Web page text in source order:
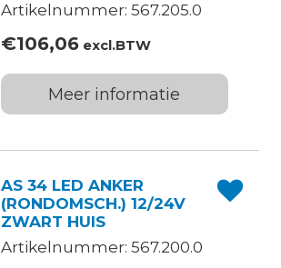
Artikelnummer: 567.205.0
€106,06excl.BTW
Meer informatie
AS 34 LED ANKER
(RONDOMSCH.) 12/24V
ZWART HUIS
Artikelnummer: 567.200.0